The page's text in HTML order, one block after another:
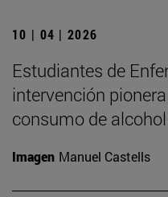
10 | 04 | 2026
Estudiantes de
intervención
consumo de
Imagen Manuel Castells